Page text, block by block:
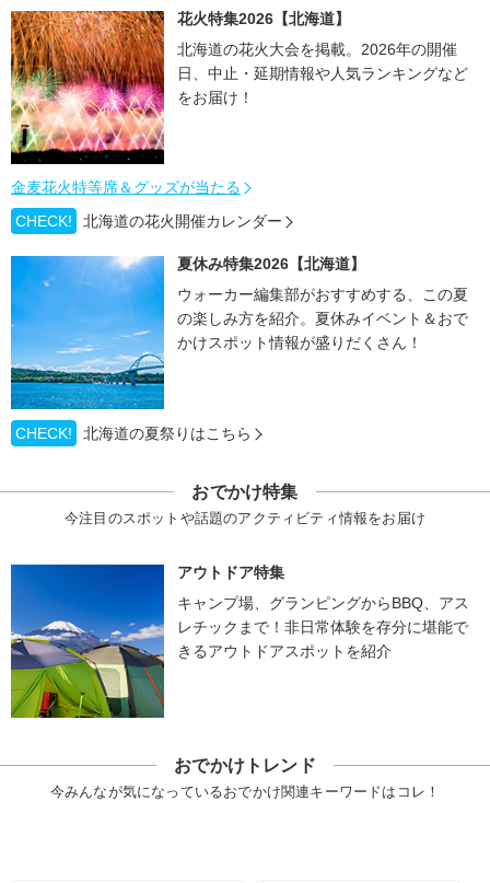
花火特集2026【北海道】
北海道の花火大会を掲載。2026年の開催
日、中止・延期情報や人気ランキングなど
をお届け！
金麦花火特等席＆グッズが当たる
CHECK!
北海道の花火開催カレンダー
夏休み特集2026【北海道】
ウォーカー編集部がおすすめする、この夏
の楽しみ方を紹介。夏休みイベント＆おで
かけスポット情報が盛りだくさん！
CHECK! 北海道の夏祭りはこちら
おでかけ特集
今注目のスポットや話題のアクティビティ情報をお届け
アウトドア特集
キャンプ場、グランピングからBBQ、アス
レチックまで！非日常体験を存分に堪能で
きるアウトドアスポットを紹介
おでかけトレンド
今みんなが気になっているおでかけ関連キーワードはコレ！